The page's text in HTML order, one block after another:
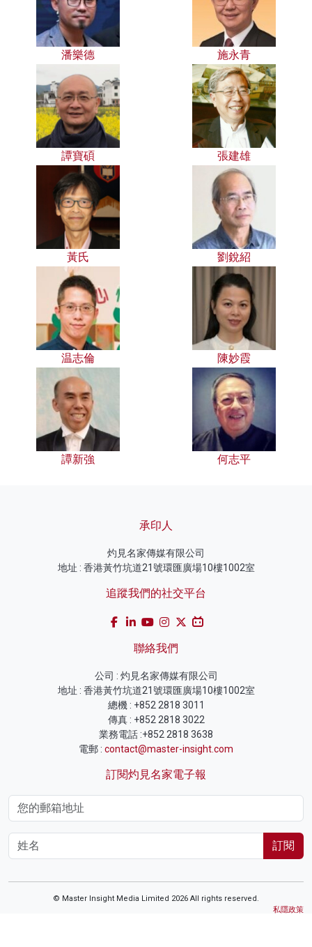
潘樂德 施永青
譚寶碩 張建雄
黃氏 劉銳紹
温志倫 陳妙霞
譚新強 何志平
承印人
灼見名家傳媒有限公司
地址 : 香港黃竹坑道21號環匯廣場10樓1002室
追蹤我們的社交平台
聯絡我們
公司 : 灼見名家傳媒有限公司
地址 : 香港黃竹坑道21號環匯廣場10樓1002室
總機 : +852 2818 3011
傳真 : +852 2818 3022
業務電話 :+852 2818 3638
電郵 : contact@master-insight.com
訂閱灼見名家電子報
訂閱
© Master Insight Media Limited 2026 All rights reserved.
私隱政策